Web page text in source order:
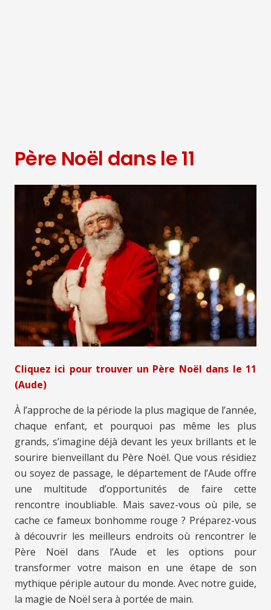
Père Noël dans le 11
Cliquez ici pour trouver un Père Noël dans le 11
(Aude)
À l’approche de la période la plus magique de l’année,
chaque enfant, et pourquoi pas même les plus
grands, s’imagine déjà devant les yeux brillants et le
sourire bienveillant du Père Noël. Que vous résidiez
ou soyez de passage, le département de l’Aude offre
une multitude d’opportunités de faire cette
rencontre inoubliable. Mais savez-vous où pile, se
cache ce fameux bonhomme rouge ? Préparez-vous
à découvrir les meilleurs endroits où rencontrer le
Père Noël dans l’Aude et les options pour
transformer votre maison en une étape de son
mythique périple autour du monde. Avec notre guide,
la magie de Noël sera à portée de main.